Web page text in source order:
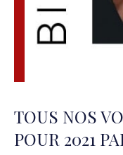
TOUS NOS
POUR 2021